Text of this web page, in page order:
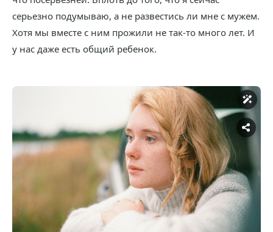
серьезно подумываю, а не развестись ли мне с мужем.
Хотя мы вместе с ним прожили не так-то много лет. И
у нас даже есть общий ребенок.